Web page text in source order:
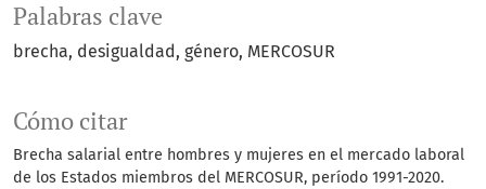
Palabras clave
brecha desigualdad género MERCOSUR
Cómo citar
Brecha salarial entre hombres y mujeres en el mercado laboral
de los Estados miembros del MERCOSUR, período 1991-2020.